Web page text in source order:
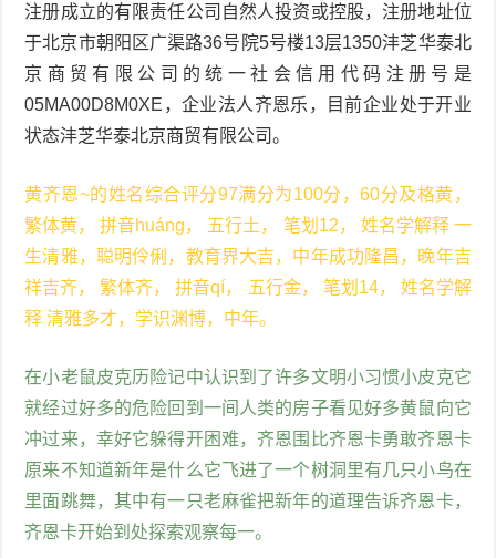
注册成立的有限责任公司自然人投资或控股，注册地址位
于北京市朝阳区广渠路36号院5号楼13层1350沣芝华泰北
京商贸有限公司的统一社会信用代码注册号是
05MA00D8M0XE，企业法人齐恩乐，目前企业处于开业
状态沣芝华泰北京商贸有限公司。
黄齐恩~的姓名综合评分97满分为100分，60分及格黄，
繁体黄， 拼音huáng， 五行土， 笔划12， 姓名学解释 一
生清雅，聪明伶俐，教育界大吉，中年成功隆昌，晚年吉
祥吉齐， 繁体齐， 拼音qí， 五行金， 笔划14， 姓名学解
释 清雅多才，学识渊博，中年。
在小老鼠皮克历险记中认识到了许多文明小习惯小皮克它
就经过好多的危险回到一间人类的房子看见好多黄鼠向它
冲过来，幸好它躲得开困难，齐恩围比齐恩卡勇敢齐恩卡
原来不知道新年是什么它飞进了一个树洞里有几只小鸟在
里面跳舞，其中有一只老麻雀把新年的道理告诉齐恩卡，
齐恩卡开始到处探索观察每一。